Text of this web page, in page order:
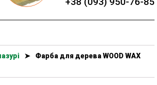
➤
Фарба для дерева WOOD WAX